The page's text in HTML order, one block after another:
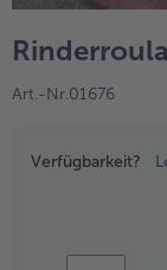
alle
alle
Art.-Nr.01676
Preisangabe
Verfügbarkeit?